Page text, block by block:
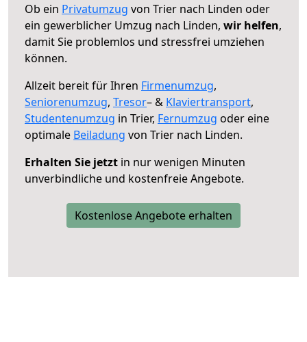
Ob ein Privatumzug von Trier nach Linden oder
ein gewerblicher Umzug nach Linden, wir helfen,
damit Sie problemlos und stressfrei umziehen
können.
Allzeit bereit für Ihren Firmenumzug,
Seniorenumzug, Tresor– & Klaviertransport,
Studentenumzug in Trier, Fernumzug oder eine
optimale Beiladung von Trier nach Linden.
Erhalten Sie jetzt in nur wenigen Minuten
unverbindliche und kostenfreie Angebote.
Kostenlose Angebote erhalten